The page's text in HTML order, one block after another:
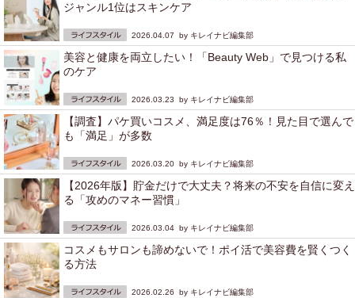
ジャンル1位はスキンケア
2026.04.07 by キレイナビ編集部
美容と健康を両立したい！「Beauty Web」で見つける私
のケア
2026.03.23 by キレイナビ編集部
【調査】パケ買いコスメ、満足度は76％！見た目で選んで
も「満足」が多数
2026.03.20 by キレイナビ編集部
【2026年版】貯金だけで大丈夫？将来の不安を自信に変え
る「攻めのマネー習慣」
2026.03.04 by キレイナビ編集部
コスメもサロンも諦めないで！ポイ活で美容費を賢くつく
る方法
2026.02.26 by キレイナビ編集部